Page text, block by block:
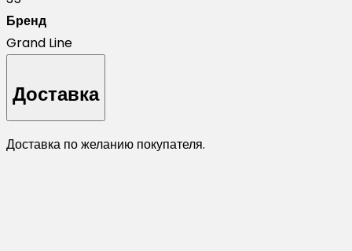
Бренд
Grand Line
Доставка
Доставка по желанию покупателя.